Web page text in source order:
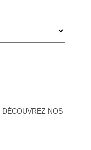
DÉCOUVREZ NOS